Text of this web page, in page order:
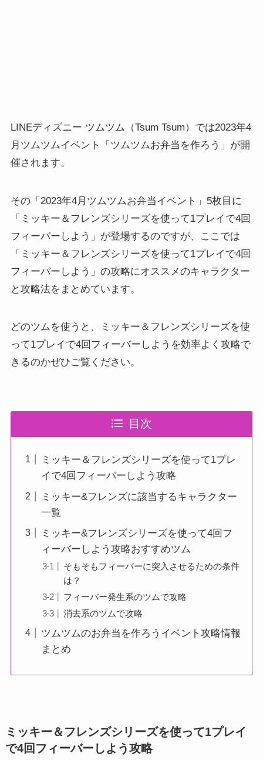
LINEディズニー ツムツム（Tsum Tsum）では2023年4
月ツムツムイベント「ツムツムお弁当を作ろう」が開
催されます。
その「2023年4月ツムツムお弁当イベント」5枚目に
「ミッキー＆フレンズシリーズを使って1プレイで4回
フィーバーしよう」が登場するのですが、ここでは
「ミッキー＆フレンズシリーズを使って1プレイで4回
フィーバーしよう」の攻略にオススメのキャラクター
と攻略法をまとめています。
どのツムを使うと、ミッキー＆フレンズシリーズを使
って1プレイで4回フィーバーしようを効率よく攻略で
きるのかぜひご覧ください。
目次
ミッキー＆フレンズシリーズを使って1プレ
イで4回フィーバーしよう攻略
ミッキー&フレンズに該当するキャラクター
一覧
ミッキー&フレンズシリーズを使って4回フ
ィーバーしよう攻略おすすめツム
そもそもフィーバーに突入させるための条件
は？
フィーバー発生系のツムで攻略
消去系のツムで攻略
ツムツムのお弁当を作ろうイベント攻略情報
まとめ
ミッキー＆フレンズシリーズを使って1プレイ
で4回フィーバーしよう攻略